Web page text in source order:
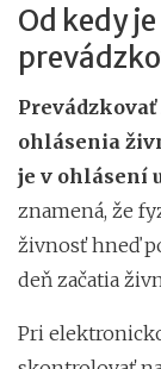
Od kedy
ohlásenia
je v ohlásení
znamená, že
živnosť hneď
deň začatia
Pri